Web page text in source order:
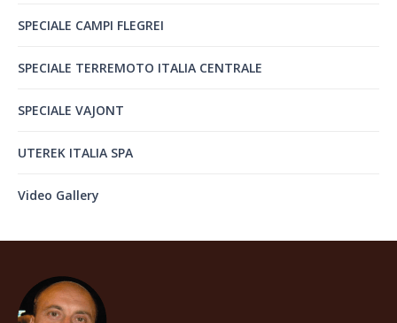
SPECIALE CAMPI FLEGREI
SPECIALE TERREMOTO ITALIA CENTRALE
SPECIALE VAJONT
UTEREK ITALIA SPA
Video Gallery